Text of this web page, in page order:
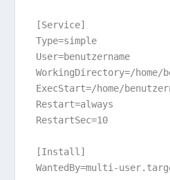
[Service]
Type=simple
User=benutzername
WorkingDirectory=/home/
ExecStart=/home/
Restart=always
RestartSec=10
[Install]
WantedBy=multi-